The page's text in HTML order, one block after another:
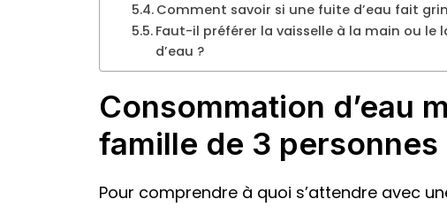
Comment savoir si une fuite d’eau fait
Faut-il préférer la vaisselle à la main ou le
d’eau ?
Consommation d’eau
famille de 3
Pour comprendre à quoi s’attendre avec